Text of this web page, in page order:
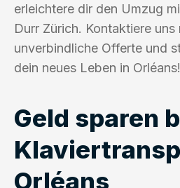
erleichtere dir den Umzug
Durr Zürich. Kontaktiere
unverbindliche Offerte und
dein neues Leben in Orléans!
Geld sparen
Orléans